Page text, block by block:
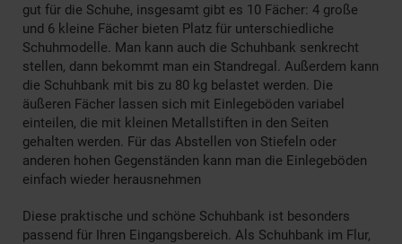
gut für die Schuhe, insgesamt gibt es 10 Fächer: 4 große
und 6 kleine Fächer bieten Platz für unterschiedliche
Schuhmodelle. Man kann auch die Schuhbank senkrecht
stellen, dann bekommt man ein Standregal. Außerdem kann
die Schuhbank mit bis zu 80 kg belastet werden. Die
äußeren Fächer lassen sich mit Einlegeböden variabel
einteilen, die mit kleinen Metallstiften in den Seiten
gehalten werden. Für das Abstellen von Stiefeln oder
anderen hohen Gegenständen kann man die Einlegeböden
einfach wieder herausnehmen
Diese praktische und schöne Schuhbank ist besonders
passend für Ihren Eingangsbereich. Als Schuhbank im Flur,